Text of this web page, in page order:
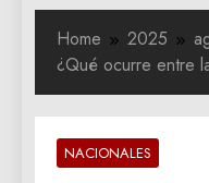
Home 2025
¿Qué ocurre entre
NACIONALES